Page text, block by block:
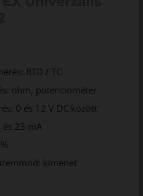
RTD / TC
ohm, potenciométer
0 és 12 V DC között
23 mA
kimenet